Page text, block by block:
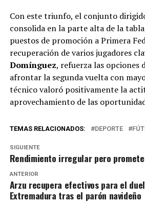
Con este triunfo, el conjunto
consolida en la parte alta de la tabla
puestos de promoción a Primera
recuperación de varios jugadores
Domínguez, refuerza las opciones
afrontar la segunda vuelta con
técnico valoró positivamente la
aprovechamiento de las
TEMAS RELACIONADOS: DEPORTE
SIGUIENTE
Rendimiento irregular pero
ANTERIOR
Arzu recupera efectivos para el
Extremadura tras el parón navideño